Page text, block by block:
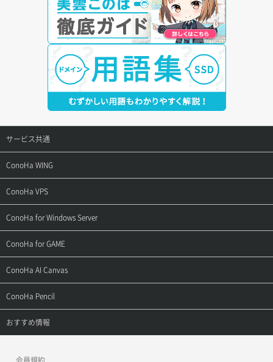
サービス共通
サポートトップ
ご契約・お支払い
用語集
お問い合わせ
ConoHa WING
サポートトップ
ご利用ガイド
お乗り換えガイド
よくある質問
ConoHa VPS
サポートトップ
ご利用ガイド
APIドキュメントVPS2.0
APIドキュメントVPS3.0
ConoHa for Windows Server
サポートトップ
ご利用ガイド
APIドキュメントVPS2.0
APIドキュメントVPS3.0
ConoHa for GAME
サポートトップ
ご利用ガイド
ConoHa AI Canvas
サポートトップ
ご利用ガイド
ConoHa Pencil
サポートトップ
おすすめ情報